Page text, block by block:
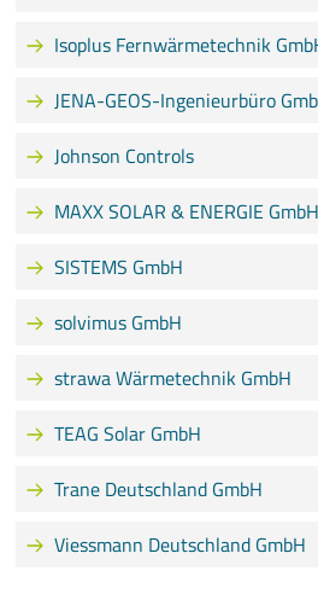
Isoplus Fernwärmetechnik
JENA-GEOS-Ingenieurbüro
Johnson Controls
MAXX SOLAR & ENERGIE
SISTEMS GmbH
solvimus GmbH
strawa Wärmetechnik GmbH
TEAG Solar GmbH
Trane Deutschland GmbH
Viessmann Deutschland GmbH